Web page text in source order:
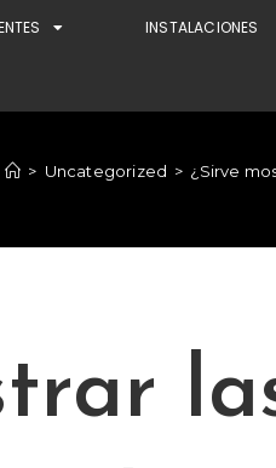
INSTALACIONES
> Uncategorized > ¿Sirve